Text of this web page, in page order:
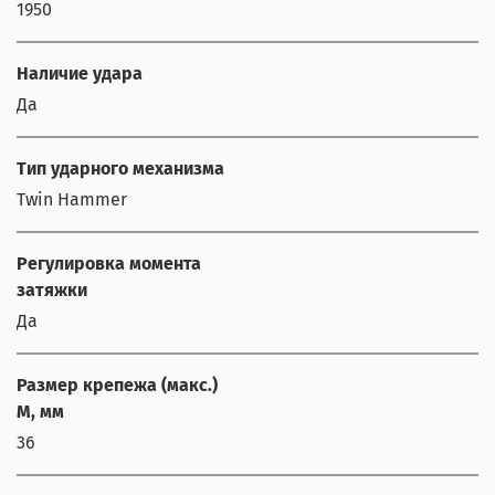
1950
Наличие удара
Да
Тип ударного механизма
Twin Hammer
Регулировка момента
затяжки
Да
Размер крепежа (макс.)
М, мм
36